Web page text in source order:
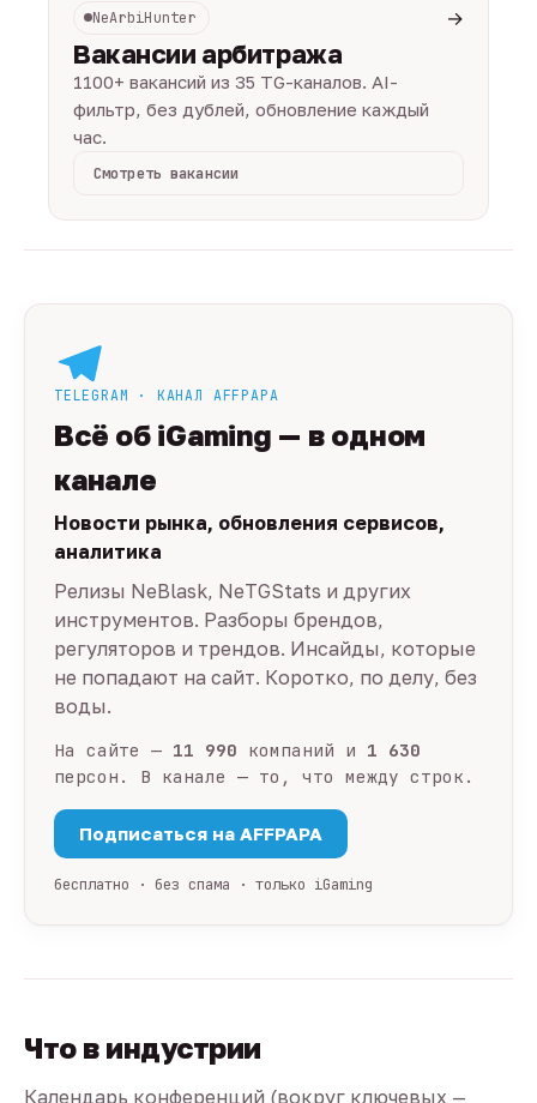
NeArbiHunter →
Вакансии арбитража
1100+ вакансий из 35 TG-каналов. AI-
фильтр, без дублей, обновление каждый
час.
Смотреть вакансии
TELEGRAM · КАНАЛ AFFPAPA
Всё об iGaming — в одном
канале
Новости рынка, обновления сервисов,
аналитика
Релизы NeBlask, NeTGStats и других
инструментов. Разборы брендов,
регуляторов и трендов. Инсайды, которые
не попадают на сайт. Коротко, по делу, без
воды.
На сайте — 11 990 компаний и 1 630
персон. В канале — то, что между строк.
Подписаться на AFFPAPA
бесплатно · без спама · только iGaming
Что в индустрии
Календарь конференций (вокруг ключевых —